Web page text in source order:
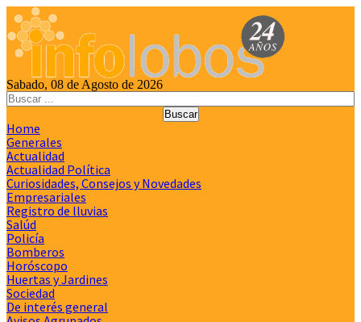
Sabado, 08 de Agosto de 2026
Home
Generales
Actualidad
Actualidad Política
Curiosidades, Consejos y Novedades
Empresariales
Registro de lluvias
Salúd
Policía
Bomberos
Horóscopo
Huertas y Jardines
Sociedad
De interés general